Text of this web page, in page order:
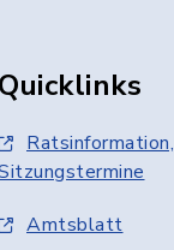
Quicklinks
Ratsinformation,
Amtsblatt